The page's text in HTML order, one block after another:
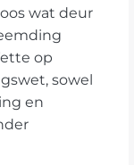
wat deur
op
sowel
en